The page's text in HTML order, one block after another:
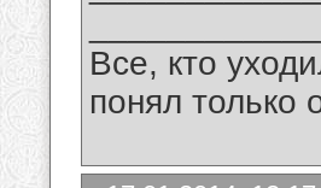
Все, кто
понял только